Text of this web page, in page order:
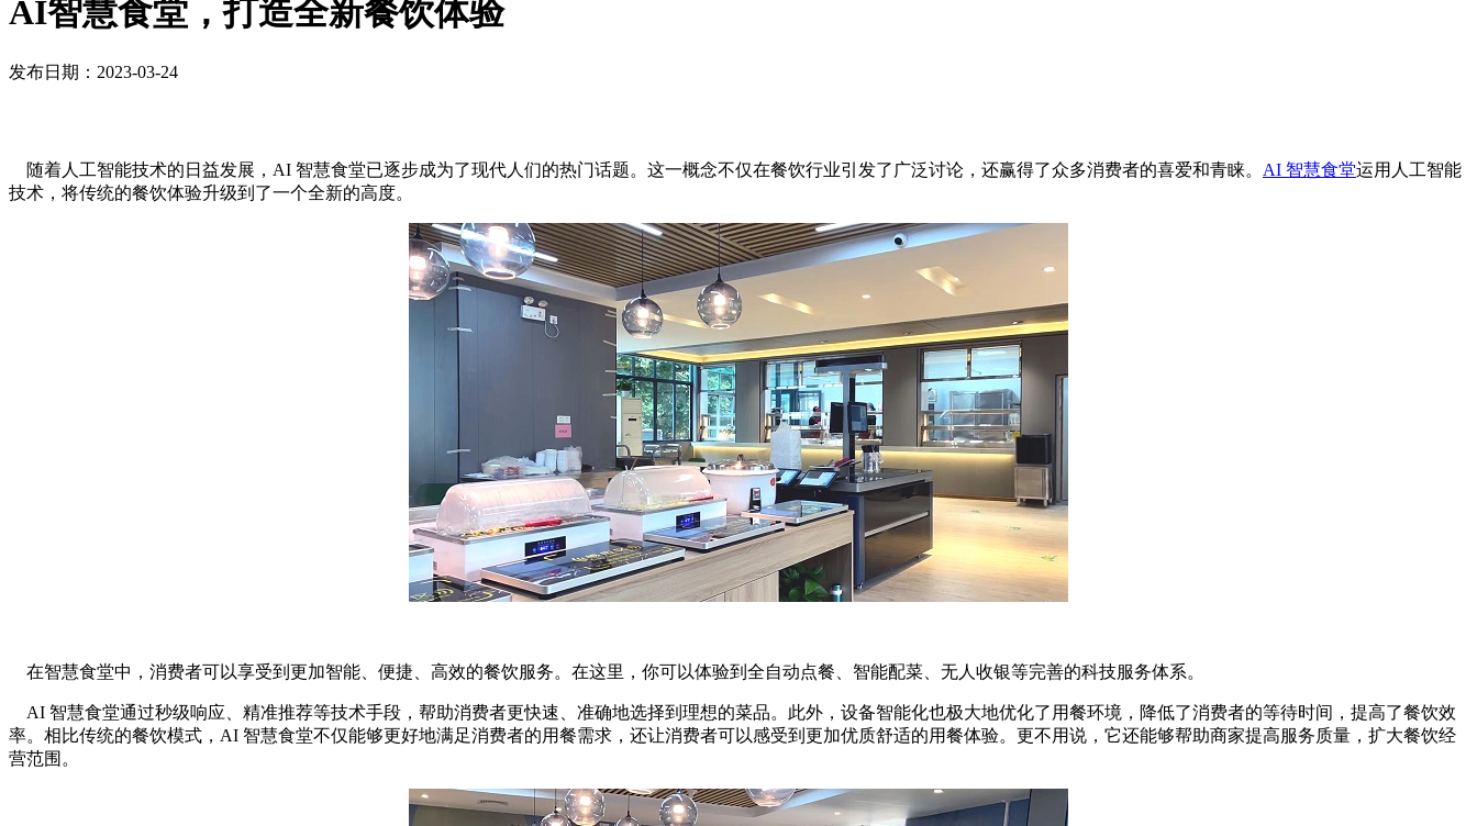
AI智慧食堂，打造全新餐饮体验
发布日期：2023-03-24
随着人工智能技术的日益发展，AI 智慧食堂已逐步成为了现代人们的热门话题。这一概念不仅在餐饮行业引发了广泛讨论，还赢得了众多消费者的喜爱和青睐。 AI 智慧食堂运用人工智能
技术，将传统的餐饮体验升级到了一个全新的高度。
在智慧食堂中，消费者可以享受到更加智能、便捷、高效的餐饮服务。在这里，你可以体验到全自动点餐、智能配菜、无人收银等完善的科技服务体系。
AI 智慧食堂通过秒级响应、精准推荐等技术手段，帮助消费者更快速、准确地选择到理想的菜品。此外，设备智能化也极大地优化了用餐环境，降低了消费者的等待时间，提高了餐饮效
率。相比传统的餐饮模式，AI 智慧食堂不仅能够更好地满足消费者的用餐需求，还让消费者可以感受到更加优质舒适的用餐体验。更不用说，它还能够帮助商家提高服务质量，扩大餐饮经
营范围。